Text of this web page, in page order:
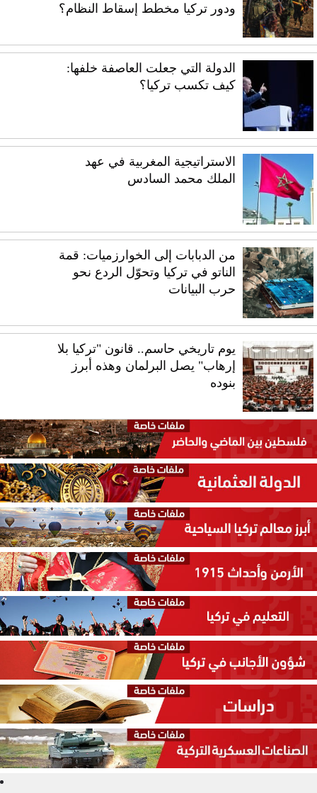
ودور تركيا مخطط إسقاط النظام؟
الدولة التي جعلت العاصفة خلفها:
كيف تكسب تركيا؟
الاستراتيجية المغربية في عهد
الملك محمد السادس
من الدبابات إلى الخوارزميات: قمة
الناتو في تركيا وتحوّل الردع نحو
حرب البيانات
يوم تاريخي حاسم.. قانون "تركيا بلا
إرهاب" يصل البرلمان وهذه أبرز
بنوده